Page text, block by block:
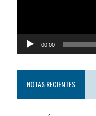
00:00
NOTAS RECIENTES